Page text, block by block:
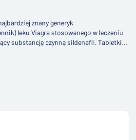
znany generyk
leku Viagra stosowanego w leczeniu
substancję czynną sildenafil. Tabletki
indyjskiej firmy farmaceutycznej